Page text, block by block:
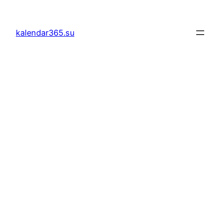
kalendar365.su